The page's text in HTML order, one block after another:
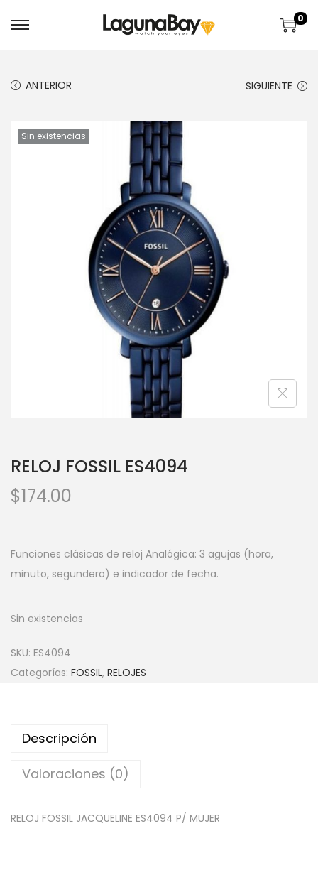
0
ANTERIOR SIGUIENTE
Sin existencias
RELOJ FOSSIL ES4094
$174.00
Funciones clásicas de reloj Analógica: 3 agujas (hora,
minuto, segundero) e indicador de fecha.
Sin existencias
SKU: ES4094
Categorías: FOSSIL, RELOJES
Descripción
Valoraciones (0)
RELOJ FOSSIL JACQUELINE ES4094 P/ MUJER